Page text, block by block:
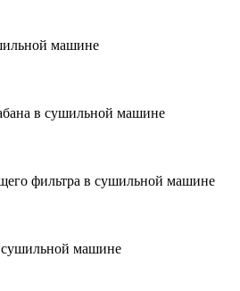
машине
в сушильной машине
фильтра в сушильной машине
сушильной машине